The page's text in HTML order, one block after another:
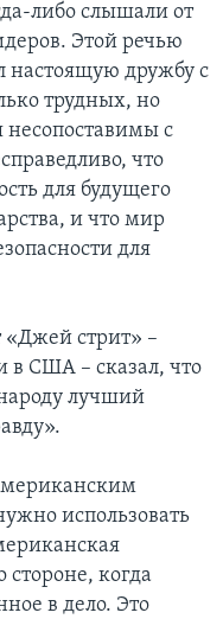
либо слышали от
Этой речью
настоящую дружбу с
трудных, но
несопоставимы с
что
для будущего
и что мир
для
стрит» –
в США – сказал, что
лучший
использовать
стороне, когда
в дело. Это